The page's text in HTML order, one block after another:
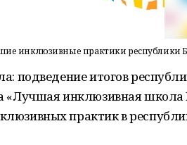
инклюзивные практики республики
подведение итогов
«Лучшая инклюзивная школа
практик в